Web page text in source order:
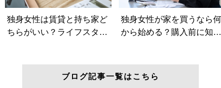
ブログ記事一覧はこちら